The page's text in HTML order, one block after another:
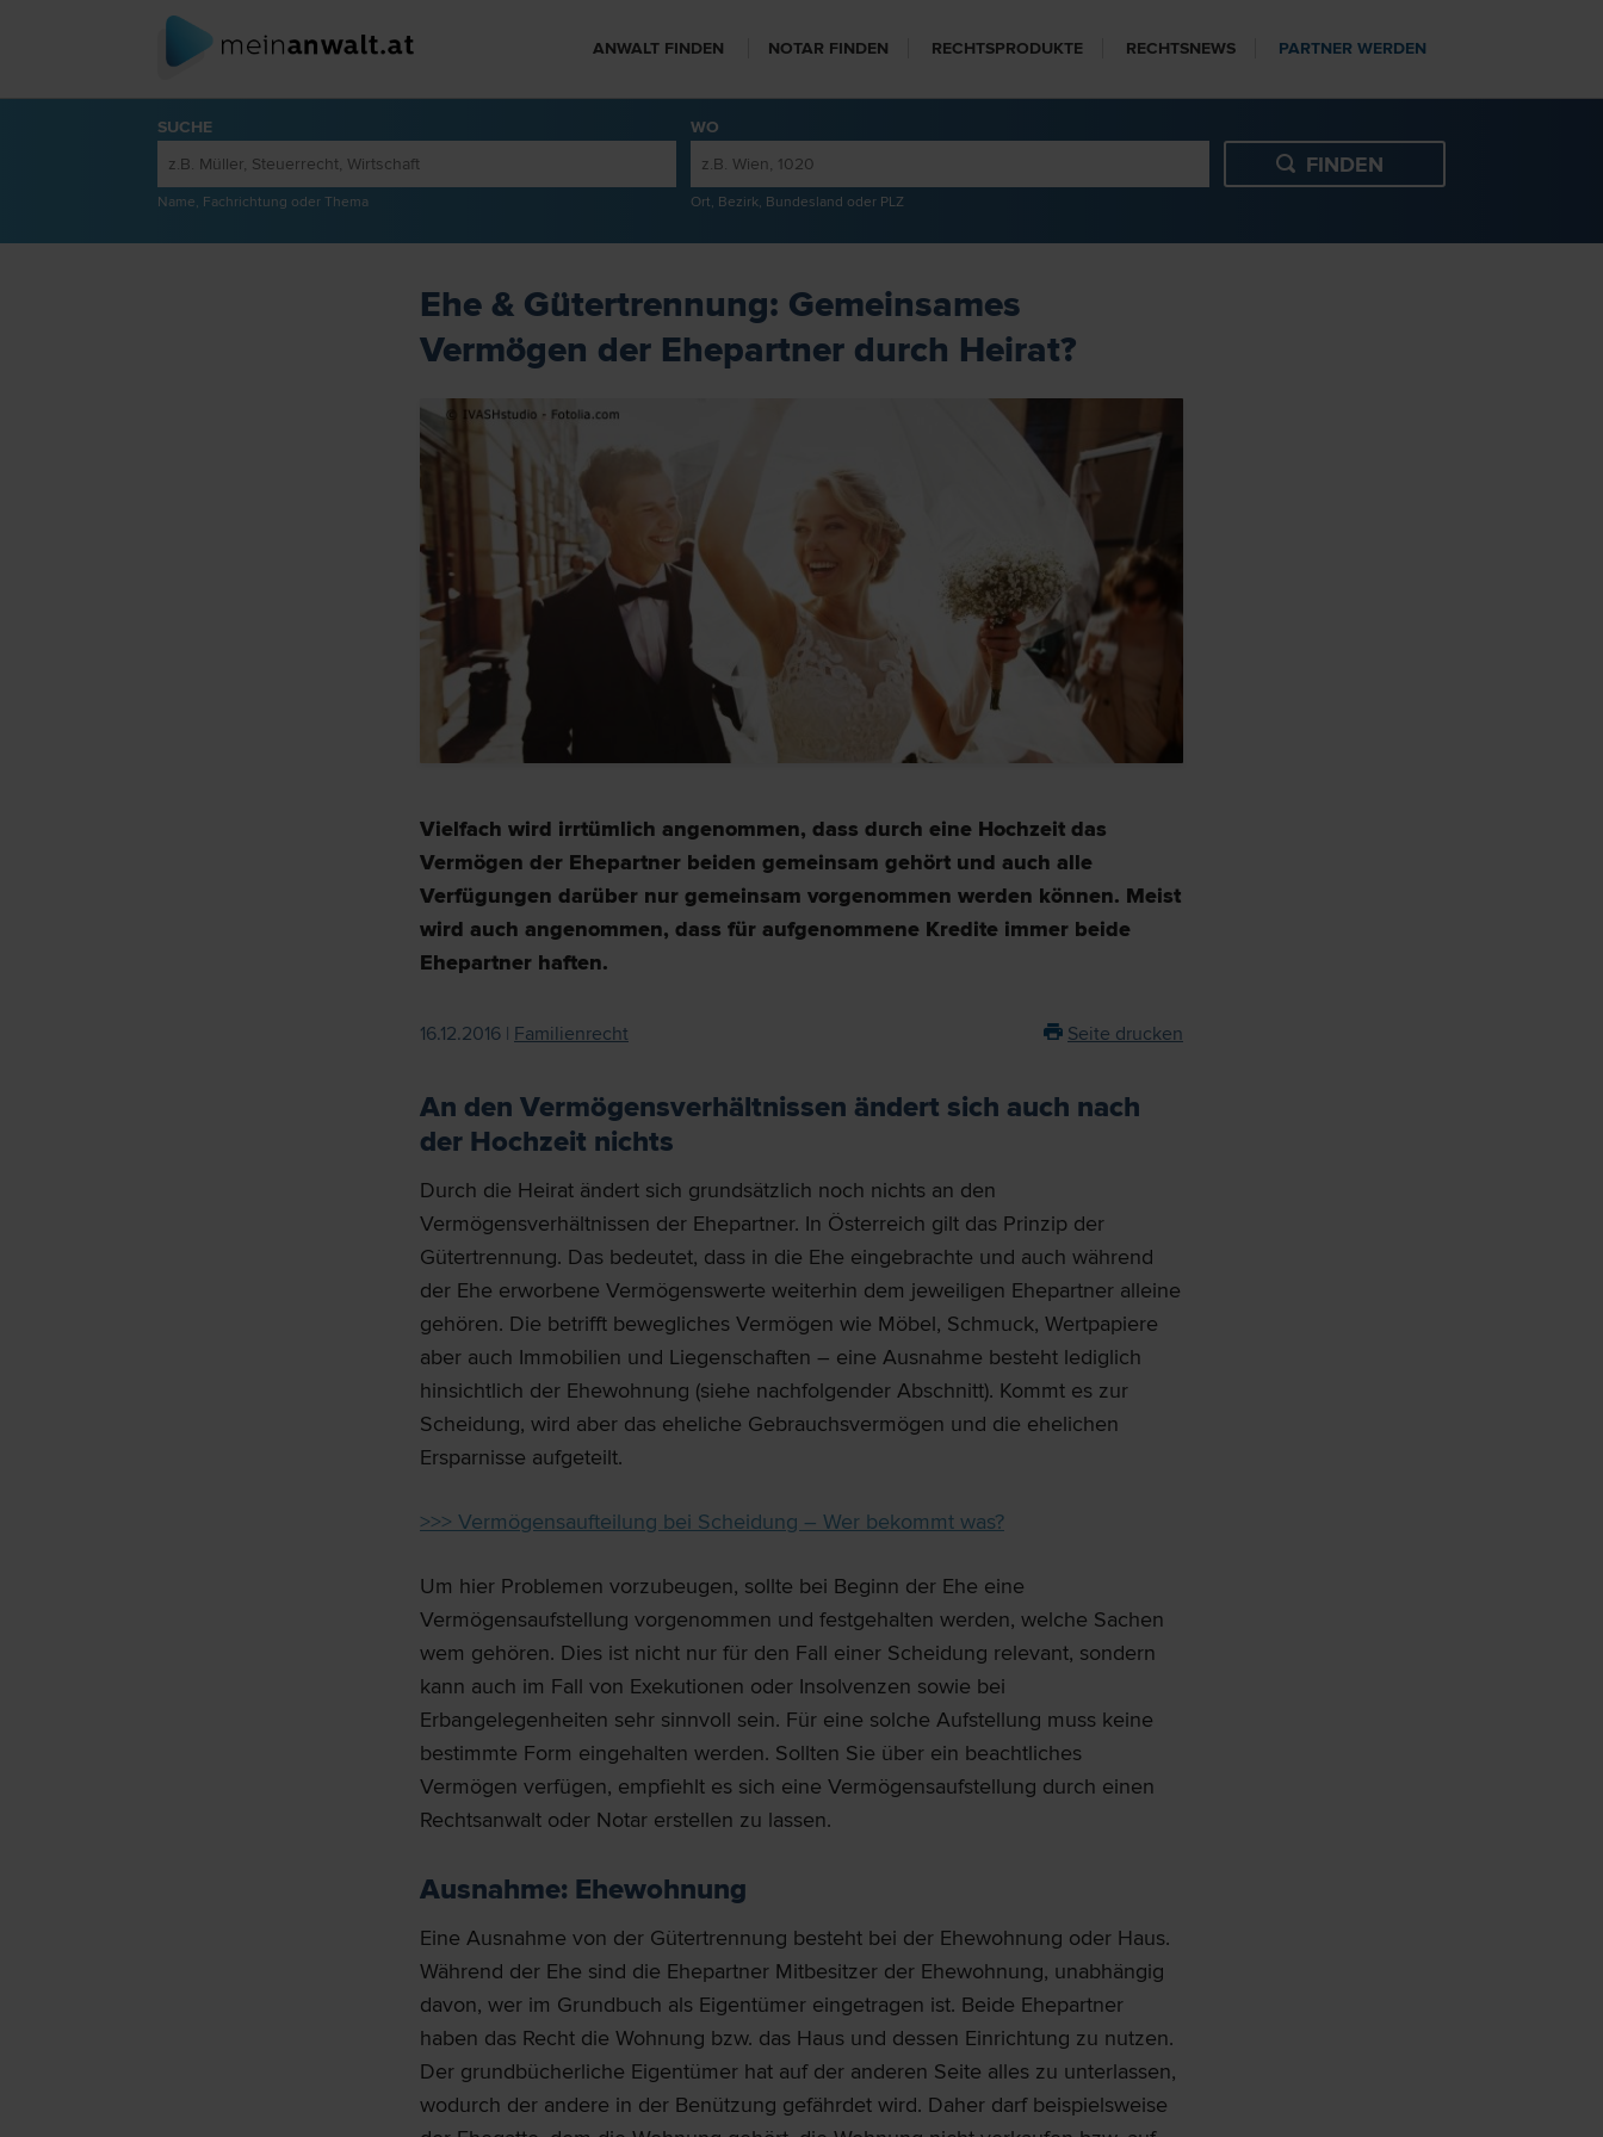
ANWALT FINDEN NOTAR FINDEN RECHTSPRODUKTE RECHTSNEWS PARTNER WERDEN
SUCHE
Name, Fachrichtung oder Thema
WO
Ort, Bezirk, Bundesland oder PLZ
Ehe & Gütertrennung: Gemeinsames
Vermögen der Ehepartner durch Heirat?
Vielfach wird irrtümlich angenommen, dass durch eine Hochzeit das
Vermögen der Ehepartner beiden gemeinsam gehört und auch alle
Verfügungen darüber nur gemeinsam vorgenommen werden können. Meist
wird auch angenommen, dass für aufgenommene Kredite immer beide
Ehepartner haften.
16.12.2016 | Familienrecht Seite drucken
An den Vermögensverhältnissen ändert sich auch nach
der Hochzeit nichts
Durch die Heirat ändert sich grundsätzlich noch nichts an den
Vermögensverhältnissen der Ehepartner. In Österreich gilt das Prinzip der
Gütertrennung. Das bedeutet, dass in die Ehe eingebrachte und auch während
der Ehe erworbene Vermögenswerte weiterhin dem jeweiligen Ehepartner alleine
gehören. Die betrifft bewegliches Vermögen wie Möbel, Schmuck, Wertpapiere
aber auch Immobilien und Liegenschaften – eine Ausnahme besteht lediglich
hinsichtlich der Ehewohnung (siehe nachfolgender Abschnitt). Kommt es zur
Scheidung, wird aber das eheliche Gebrauchsvermögen und die ehelichen
Ersparnisse aufgeteilt.
>>> Vermögensaufteilung bei Scheidung – Wer bekommt was?
Um hier Problemen vorzubeugen, sollte bei Beginn der Ehe eine
Vermögensaufstellung vorgenommen und festgehalten werden, welche Sachen
wem gehören. Dies ist nicht nur für den Fall einer Scheidung relevant, sondern
kann auch im Fall von Exekutionen oder Insolvenzen sowie bei
Erbangelegenheiten sehr sinnvoll sein. Für eine solche Aufstellung muss keine
bestimmte Form eingehalten werden. Sollten Sie über ein beachtliches
Vermögen verfügen, empfiehlt es sich eine Vermögensaufstellung durch einen
Rechtsanwalt oder Notar erstellen zu lassen.
Ausnahme: Ehewohnung
Eine Ausnahme von der Gütertrennung besteht bei der Ehewohnung oder Haus.
Während der Ehe sind die Ehepartner Mitbesitzer der Ehewohnung, unabhängig
davon, wer im Grundbuch als Eigentümer eingetragen ist. Beide Ehepartner
haben das Recht die Wohnung bzw. das Haus und dessen Einrichtung zu nutzen.
Der grundbücherliche Eigentümer hat auf der anderen Seite alles zu unterlassen,
wodurch der andere in der Benützung gefährdet wird. Daher darf beispielsweise